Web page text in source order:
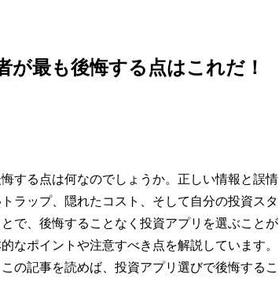
が最も後悔する点はこれだ！
する点は何なのでしょうか。正しい情報と誤情
ラップ、隠れたコスト、そして自分の投資スタ
で、後悔することなく投資アプリを選ぶことが
なポイントや注意すべき点を解説しています。
の記事を読めば、投資アプリ選びで後悔するこ